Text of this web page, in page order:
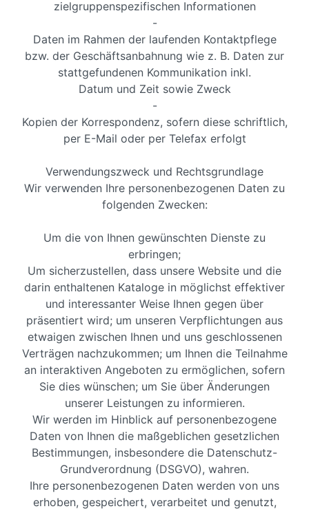
zielgruppenspezifischen Informationen
-
Daten im Rahmen der laufenden Kontaktpflege
bzw. der Geschäftsanbahnung wie z. B. Daten zur
stattgefundenen Kommunikation inkl.
Datum und Zeit sowie Zweck
-
Kopien der Korrespondenz, sofern diese schriftlich,
per E-Mail oder per Telefax erfolgt
Verwendungszweck und Rechtsgrundlage
Wir verwenden Ihre personenbezogenen Daten zu
folgenden Zwecken:
Um die von Ihnen gewünschten Dienste zu
erbringen;
Um sicherzustellen, dass unsere Website und die
darin enthaltenen Kataloge in möglichst effektiver
und interessanter Weise Ihnen gegen über
präsentiert wird; um unseren Verpflichtungen aus
etwaigen zwischen Ihnen und uns geschlossenen
Verträgen nachzukommen; um Ihnen die Teilnahme
an interaktiven Angeboten zu ermöglichen, sofern
Sie dies wünschen; um Sie über Änderungen
unserer Leistungen zu informieren.
Wir werden im Hinblick auf personenbezogene
Daten von Ihnen die maßgeblichen gesetzlichen
Bestimmungen, insbesondere die Datenschutz-
Grundverordnung (DSGVO), wahren.
Ihre personenbezogenen Daten werden von uns
erhoben, gespeichert, verarbeitet und genutzt,